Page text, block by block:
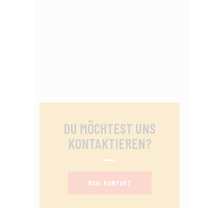
DU MÖCHTEST UNS
KONTAKTIEREN?
MAIL KONTAKT